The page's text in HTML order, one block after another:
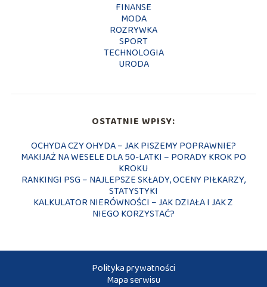
FINANSE
MODA
ROZRYWKA
SPORT
TECHNOLOGIA
URODA
OSTATNIE WPISY:
OCHYDA CZY OHYDA – JAK PISZEMY POPRAWNIE?
MAKIJAŻ NA WESELE DLA 50-LATKI – PORADY KROK PO
KROKU
RANKINGI PSG – NAJLEPSZE SKŁADY, OCENY PIŁKARZY,
STATYSTYKI
KALKULATOR NIERÓWNOŚCI – JAK DZIAŁA I JAK Z
NIEGO KORZYSTAĆ?
Polityka prywatności
Mapa serwisu